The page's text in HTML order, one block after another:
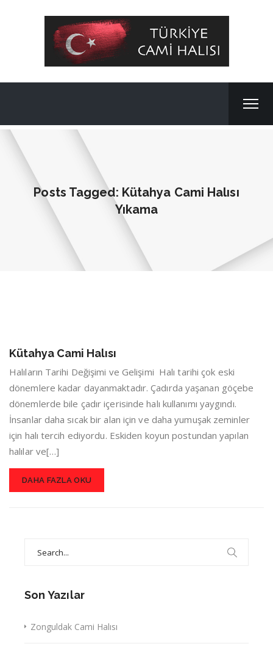
Posts Tagged: Kütahya Cami Halısı
Yıkama
Kütahya Cami Halısı
Halıların Tarihi Değişimi ve Gelişimi Halı tarihi çok eski
dönemlere kadar dayanmaktadır. Çadırda yaşanan göçebe
dönemlerde bile çadır içerisinde halı kullanımı yaygındı.
İnsanlar daha sıcak bir alan için ve daha yumuşak zeminler
için halı tercih ediyordu. Eskiden koyun postundan yapılan
halılar ve[…]
DAHA FAZLA OKU
Son Yazılar
Zonguldak Cami Halısı